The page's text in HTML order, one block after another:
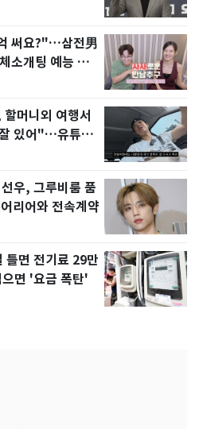
써요?"…삼전男
소개팅 예능 화
머니외 여행서
있어"…유튜브
우, 그루비룸 품
리어와 전속계약
틀면 전기료 29만
면 '요금 폭탄'